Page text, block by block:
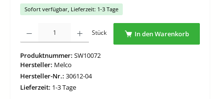
Sofort verfügbar, Lieferzeit: 1-3 Tage
Stück In den Warenkorb
Produktnummer: SW10072
Hersteller: Melco
Hersteller-Nr.: 30612-04
Lieferzeit: 1-3 Tage